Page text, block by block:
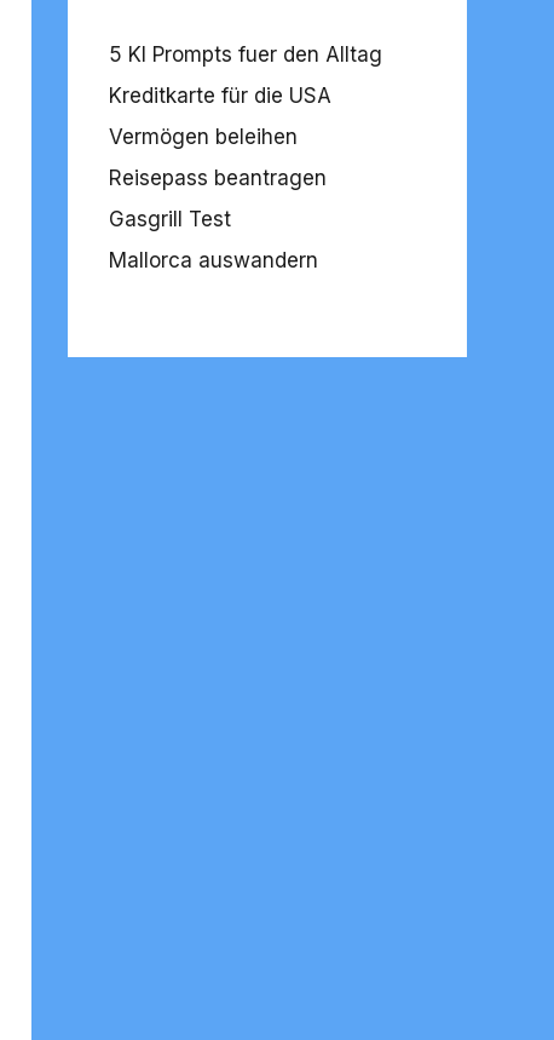
5 KI Prompts fuer den Alltag
Kreditkarte für die USA
Vermögen beleihen
Reisepass beantragen
Gasgrill Test
Mallorca auswandern